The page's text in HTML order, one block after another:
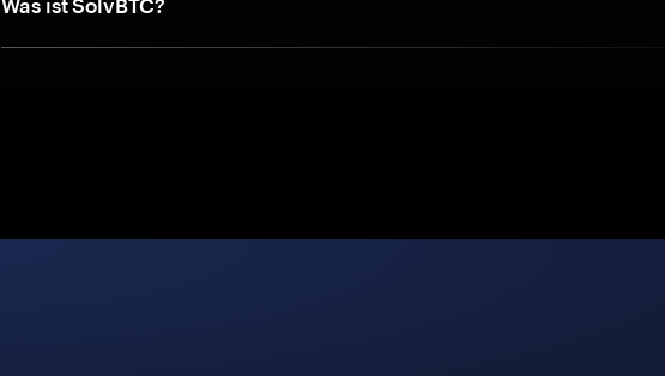
Was ist SolvBTC?